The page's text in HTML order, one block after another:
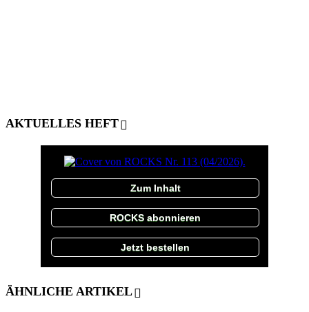
AKTUELLES HEFT
Zum Inhalt
ROCKS abonnieren
Jetzt bestellen
ÄHNLICHE ARTIKEL